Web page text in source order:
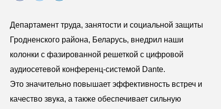
Департамент труда, занятости и социальной защиты
Гродненского района, Беларусь, внедрил наши
колонки с фазированной решеткой с цифровой
аудиосетевой конференц-системой Dante.
Это значительно повышает эффективность встреч и
качество звука, а также обеспечивает сильную